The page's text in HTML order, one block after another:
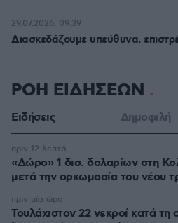
Διασκεδάζουμε υπεύθυνα,
29.07.2026, 09:39
ΡΟΗ ΕΙΔΗΣΕΩΝ
Ειδήσεις Δημοφιλή
«Δώρο» 1 δισ. δολαρίων στη
μετά την ορκωμοσία του νέου
πριν 12 λεπτά
Τουλάχιστον 22 νεκροί κατά τη
πριν μία ώρα